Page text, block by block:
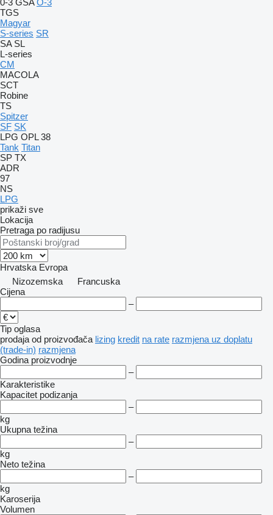
0-3 GSA O-3
TGS
Magyar
S-series SR
SA SL
L-series
CM
MACOLA
SCT
Robine
TS
Spitzer
SF SK
LPG OPL 38
Tank Titan
SP TX
ADR
97
NS
LPG
prikaži sve
Lokacija
Pretraga po radijusu
Hrvatska Evropa
Nizozemska
Francuska
Cijena
–
Tip oglasa
prodaja od proizvođača lizing kredit na rate razmjena uz doplatu
(trade-in) razmjena
Godina proizvodnje
–
Karakteristike
Kapacitet podizanja
–
kg
Ukupna težina
–
kg
Neto težina
–
kg
Karoserija
Volumen